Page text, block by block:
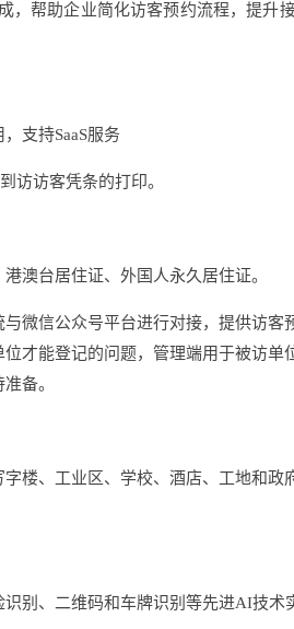
，帮助企业简化访客预约流程，提升
支持SaaS服务
访访客凭条的打印。
澳台居住证、外国人永久居住证。
微信公众号平台进行对接，提供访客
才能登记的问题，管理端用于被访
备。
楼、工业区、学校、酒店、工地和
别、二维码和车牌识别等先进AI技